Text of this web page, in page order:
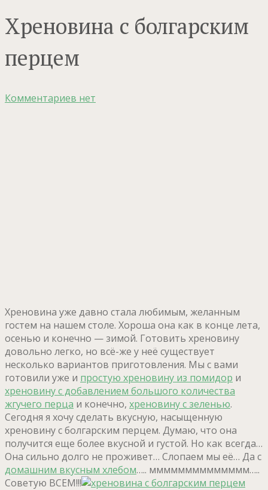
Хреновина с болгарским
перцем
Комментариев нет
Хреновина уже давно стала любимым, желанным
гостем на нашем столе. Хороша она как в конце лета,
осенью и конечно — зимой. Готовить хреновину
довольно легко, но всё-же у неё существует
несколько вариантов приготовления. Мы с вами
готовили уже и простую хреновину из помидор и
хреновину с добавлением большого количества
жгучего перца и конечно, хреновину с зеленью.
Сегодня я хочу сделать вкусную, насыщенную
хреновину с болгарским перцем. Думаю, что она
получится еще более вкусной и густой. Но как всегда…
Она сильно долго не проживет… Слопаем мы её… Да с
домашним вкусным хлебом….. мммммммммммммм…..
Советую ВСЕМ!!!